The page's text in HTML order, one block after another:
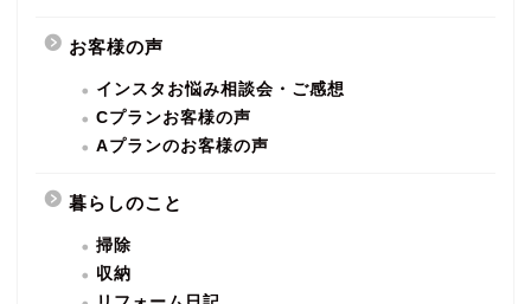
お客様の声
インスタお悩み相談会・ご感想
Cプランお客様の声
Aプランのお客様の声
暮らしのこと
掃除
収納